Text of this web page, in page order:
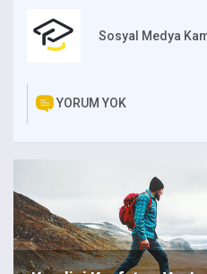
Sosyal Medya
YORUM YOK